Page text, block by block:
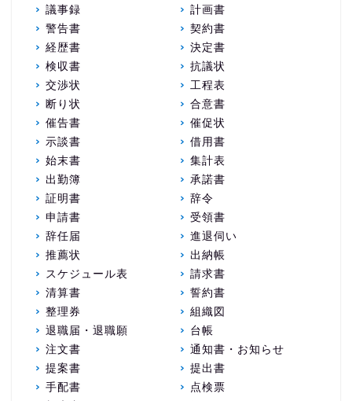
議事録
計画書
警告書
契約書
経歴書
決定書
検収書
抗議状
交渉状
工程表
断り状
合意書
催告書
催促状
示談書
借用書
始末書
集計表
出勤簿
承諾書
証明書
辞令
申請書
受領書
辞任届
進退伺い
推薦状
出納帳
スケジュール表
請求書
清算書
誓約書
整理券
組織図
退職届・退職願
台帳
注文書
通知書・お知らせ
提案書
提出書
手配書
点検票